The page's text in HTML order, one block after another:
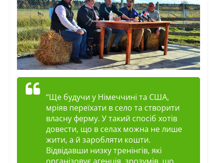
“Ще будучи у Німеччині та США,
мріяв переїхати в село та створити
власну ферму. У такий спосіб хотів
довести, що в селах можна не лише
жити, а й заробляти кошти.
Відвідавши низку тренінгів, які